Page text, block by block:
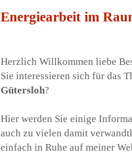
Energiearbeit im
Herzlich Willkommen liebe
Sie interessieren sich für das
Gütersloh?
Hier werden Sie einige
auch zu vielen damit
einfach in Ruhe auf meiner